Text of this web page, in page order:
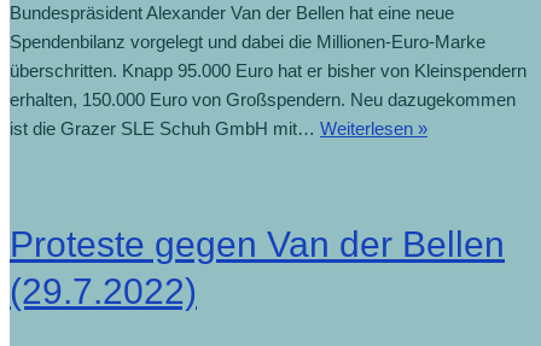
Bundespräsident Alexander Van der Bellen hat eine neue
Spendenbilanz vorgelegt und dabei die Millionen-Euro-Marke
überschritten. Knapp 95.000 Euro hat er bisher von Kleinspendern
erhalten, 150.000 Euro von Großspendern. Neu dazugekommen
ist die Grazer SLE Schuh GmbH mit… Weiterlesen »Van
Proteste gegen Van der Bellen
(29.7.2022)